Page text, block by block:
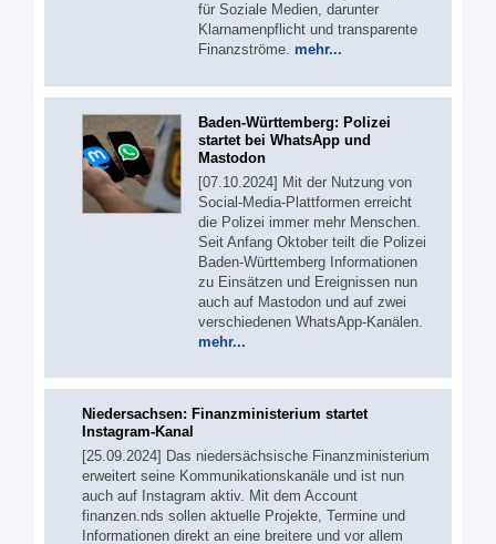
für Soziale Medien, darunter
Klarnamenpflicht und transparente
Finanzströme. mehr...
Baden-Württemberg: Polizei
startet bei WhatsApp und
Mastodon
[07.10.2024] Mit der Nutzung von
Social-Media-Plattformen erreicht
die Polizei immer mehr Menschen.
Seit Anfang Oktober teilt die Polizei
Baden-Württemberg Informationen
zu Einsätzen und Ereignissen nun
auch auf Mastodon und auf zwei
verschiedenen WhatsApp-Kanälen.
mehr...
Niedersachsen: Finanzministerium startet
Instagram-Kanal
[25.09.2024] Das niedersächsische Finanzministerium
erweitert seine Kommunikationskanäle und ist nun
auch auf Instagram aktiv. Mit dem Account
finanzen.nds sollen aktuelle Projekte, Termine und
Informationen direkt an eine breitere und vor allem